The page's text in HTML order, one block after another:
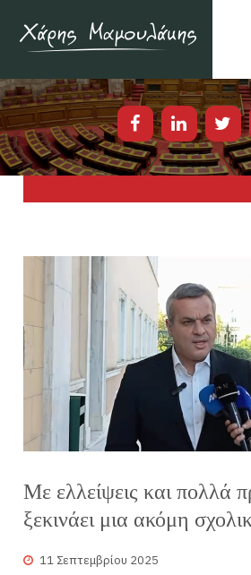
Με ελλείψεις και πολλά
ξεκινάει μια ακόμη
11 Σεπτεμβρίου 2025